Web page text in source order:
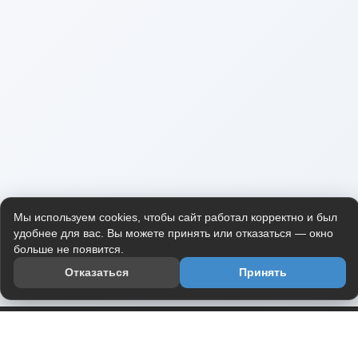
Мы используем cookies, чтобы сайт работал корректно и был
удобнее для вас. Вы можете принять или отказаться — окно
больше не появится.
Отказаться
Принять